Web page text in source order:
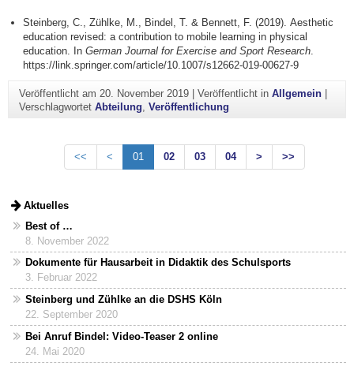
Steinberg, C., Zühlke, M., Bindel, T. & Bennett, F. (2019).Aesthetic
education revised: a contribution to mobile learning in physical
education. InGerman Journal for Exercise and Sport Research.
https://link.springer.com/article/10.1007/s12662-019-00627-9
Veröffentlicht am 20. November 2019| Veröffentlicht in Allgemein|
Verschlagwortet Abteilung Veröffentlichung
<< < 01 02 03 04 > >>
Aktuelles
Best of …
8. November 2022
Dokumente für Hausarbeit in Didaktik des Schulsports
3. Februar 2022
Steinberg und Zühlke an die DSHS Köln
22. September 2020
Bei Anruf Bindel: Video-Teaser 2 online
24. Mai 2020